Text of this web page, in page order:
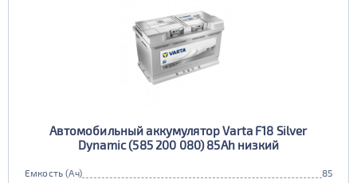
Автомобильный аккумулятор Varta F18 Silver
Dynamic (585 200 080) 85Ah низкий
Емкость (Ач)
85